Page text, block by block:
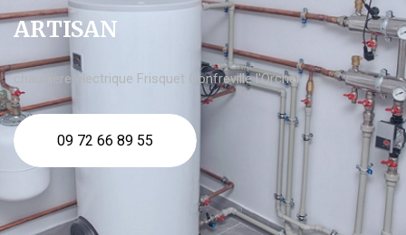
ARTISAN
chaudière électrique Frisquet Gonfreville l'Orcher
09 72 66 89 55